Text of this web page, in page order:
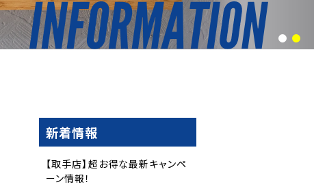
1 2
新着情報
【取手店】超お得な最新キャンペ
ーン情報！